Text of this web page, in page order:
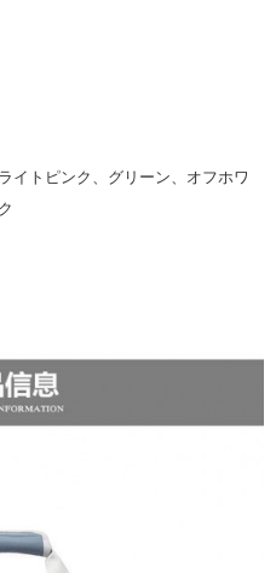
イトピンク、グリーン、オフホワ